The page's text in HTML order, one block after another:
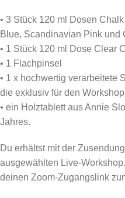
• 3 Stück 120 ml Dosen
Blue, Scandinavian Pink und
• 1 Stück 120 ml Dose Clear
• 1 Flachpinsel
• 1 x hochwertig verarbeitete
die exklusiv für den
• ein Holztablett aus Annie
Jahres.
Du erhältst mit der
ausgewählten Live-
deinen Zoom-Zugangslink